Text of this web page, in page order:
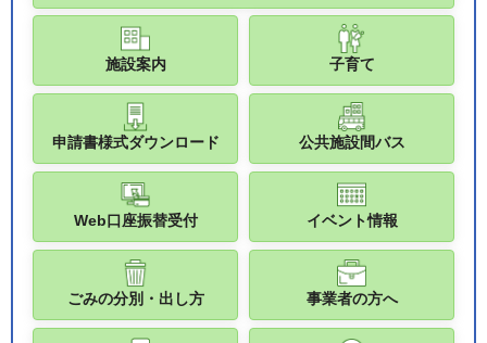
施設案内 子育て
申請書様式ダウンロード 公共施設間バス
Web口座振替受付 イベント情報
ごみの分別・出し方 事業者の方へ